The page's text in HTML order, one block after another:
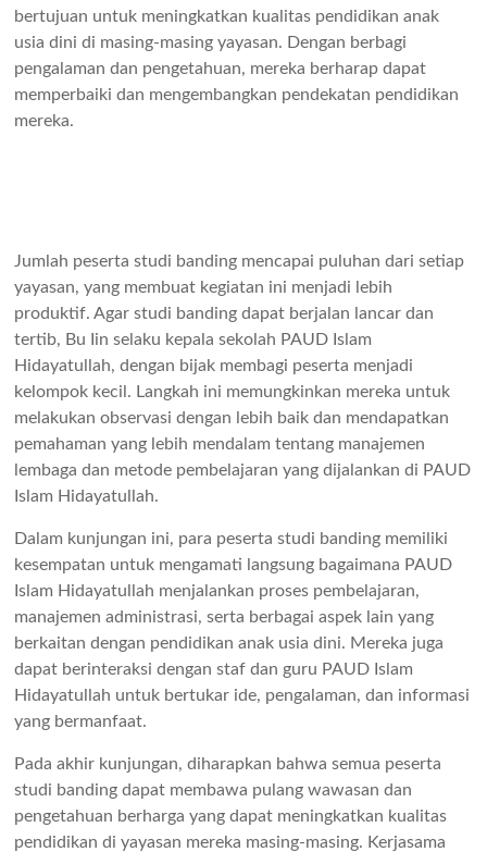
bertujuan untuk meningkatkan kualitas pendidikan anak
usia dini di masing-masing yayasan. Dengan berbagi
pengalaman dan pengetahuan, mereka berharap dapat
memperbaiki dan mengembangkan pendekatan pendidikan
mereka.
Jumlah peserta studi banding mencapai puluhan dari setiap
yayasan, yang membuat kegiatan ini menjadi lebih
produktif. Agar studi banding dapat berjalan lancar dan
tertib, Bu Iin selaku kepala sekolah PAUD Islam
Hidayatullah, dengan bijak membagi peserta menjadi
kelompok kecil. Langkah ini memungkinkan mereka untuk
melakukan observasi dengan lebih baik dan mendapatkan
pemahaman yang lebih mendalam tentang manajemen
lembaga dan metode pembelajaran yang dijalankan di PAUD
Islam Hidayatullah.
Dalam kunjungan ini, para peserta studi banding memiliki
kesempatan untuk mengamati langsung bagaimana PAUD
Islam Hidayatullah menjalankan proses pembelajaran,
manajemen administrasi, serta berbagai aspek lain yang
berkaitan dengan pendidikan anak usia dini. Mereka juga
dapat berinteraksi dengan staf dan guru PAUD Islam
Hidayatullah untuk bertukar ide, pengalaman, dan informasi
yang bermanfaat.
Pada akhir kunjungan, diharapkan bahwa semua peserta
studi banding dapat membawa pulang wawasan dan
pengetahuan berharga yang dapat meningkatkan kualitas
pendidikan di yayasan mereka masing-masing. Kerjasama